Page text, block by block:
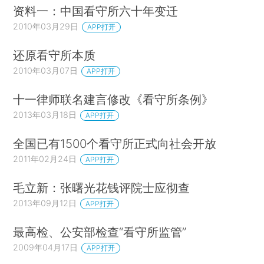
资料一：中国看守所六十年变迁
2010年03月29日 APP打开
还原看守所本质
2010年03月07日 APP打开
十一律师联名建言修改《看守所条例》
2013年03月18日 APP打开
全国已有1500个看守所正式向社会开放
2011年02月24日 APP打开
毛立新：张曙光花钱评院士应彻查
2013年09月12日 APP打开
最高检、公安部检查“看守所监管”
2009年04月17日 APP打开